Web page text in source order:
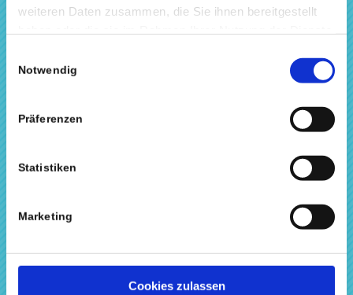
weiteren Daten zusammen, die Sie ihnen bereitgestellt
Notwendig
Präferenzen
Statistiken
Marketing
Cookies zulassen
Podcast Konzeption
Podcast Produktion
Interne Podcast Produktion